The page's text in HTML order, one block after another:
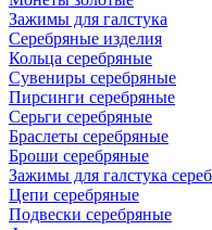
Зажимы для галстука
Серебряные изделия
Кольца серебряные
Сувениры серебряные
Пирсинги серебряные
Серьги серебряные
Браслеты серебряные
Броши серебряные
Зажимы для галстука
Цепи серебряные
Подвески серебряные